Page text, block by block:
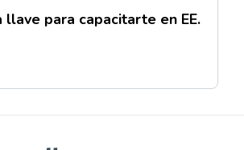
llave para capacitarte en EE.